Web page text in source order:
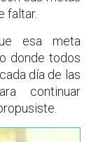
faltar.
esa meta
donde todos
día de las
continuar